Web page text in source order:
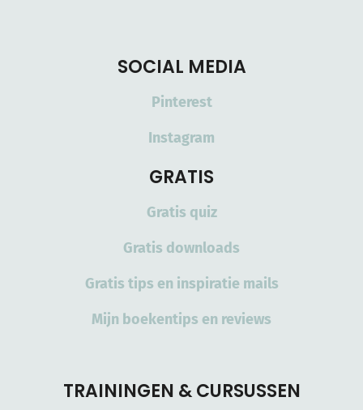
SOCIAL MEDIA
Pinterest
Instagram
GRATIS
Gratis quiz
Gratis downloads
Gratis tips en inspiratie mails
Mijn boekentips en reviews
TRAININGEN & CURSUSSEN